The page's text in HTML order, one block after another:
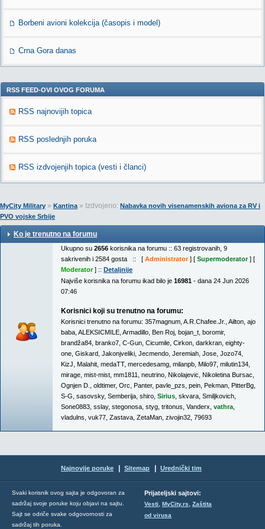
Borbeni avioni kolekcija (časopis i model)
Crna Gora danas
RSS FEED-OVI OVOG FORUMA
RSS najnovijih topica
RSS poslednjih poruka
RSS izdvojenjih topica (vesti i članci)
MyCity Military » Kantina» Izdvojeno: Nabavka novih visenamenskih aviona za RV i
PVO vojske Srbije
Ko je trenutno na forumu
Ukupno su 2656 korisnika na forumu :: 63 registrovanih, 9
sakrivenih i 2584 gosta :: [ Administrator] [ Supermoderator] [
Moderator] :: Detaljnije
Najviše korisnika na forumu ikad bilo je 16981 - dana 24 Jun 2026
07:46
Korisnici koji su trenutno na forumu:
Korisnici trenutno na forumu: 357magnum A.R.Chafee.Jr. Ailton ajo
baba ALEKSICMILE Armadillo Ben Roj bojan_t boromir,
brandža84 branko7 C-Gun Cicumile Cirkon darkkran eighty-
one Giskard Jakonjveliki Jecmendo Jeremiah Jose Jozo74
KizJ Malahit medaTT, mercedesamg milanpb Milo97 milutin134
mirage mist-mist mm1811 neutrino Nikolajevic Nikoletina Bursac
Ognjen D.
oldtimer, Orc Panter, pavle_pzs pein Pekman PitterBg
S-G sasovsky, Semberija shiro Sirius skvara Smiljkovich
Sone0883 sslay, stegonosa styg tritonus Vanderx vathra
vladulns vuk77 Zastava ZetaMan zivojin32 79693
Najnovije poruke Sitemap Urednički tim
Svaki korisnik ovog sajta je odgovoran za
sadržaj svoje poruke koju objavi na sajtu.
Sajt se odriče svake odgovornosti za
sadržaj tih poruka.
Prijateljski sajtovi:
Vesti, MyCity.rs, Zaštita
od virusa